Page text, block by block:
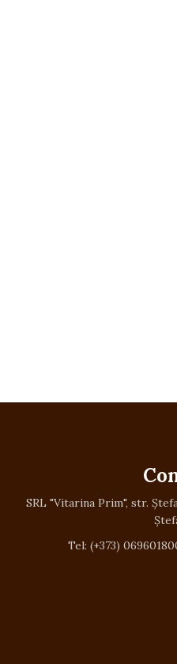
SRL "Vitarina Prim", str.
Tel: (+373)